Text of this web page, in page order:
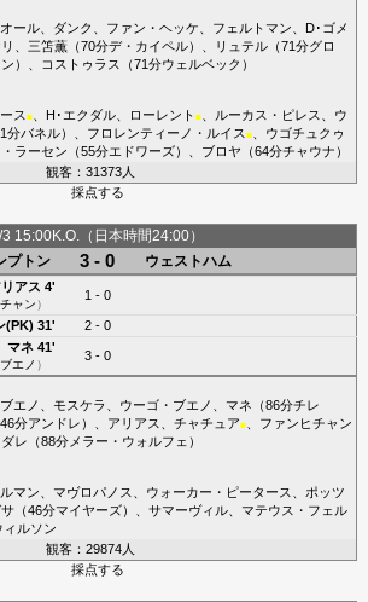
ール、 ダンク ファン・ヘッケ フェルトマン
D･ゴメ
三笘薫（70分デ・カイペル）、 リュテル（71分グロ
）、 コストゥラス （71分ウェルベック ）
ス ■、 H･エクダル、 ローレント ■、 ルーカス・ピレス
ウ
分バネル）、 フロレンティーノ・ルイス ■、 ウゴチュクゥ
ラーセン （55分エドワーズ）、 ブロヤ （64分チャウナ ）
観客：31373人
採点する
3 15:00K.O.（日本時間24:00）
プトン
3 - 0 ウェストハム
アス 4'
ャン）
1 - 0
(PK) 31'
2 - 0
マネ41'
エノ ）
3 - 0
ブエノ モスケラ ウーゴ・ブエノ マネ （86分チレ
46分アンドレ ）、 アリアス チャチュア■、 ファンヒチャン
レ （88分メラー・ウォルフェ ）
マン マヴロパノス ウォーカー・ピータース
ポッツ
（46分マイヤーズ）、 サマーヴィル、 マテウス・フェル
ィルソン
観客：29874人
採点する